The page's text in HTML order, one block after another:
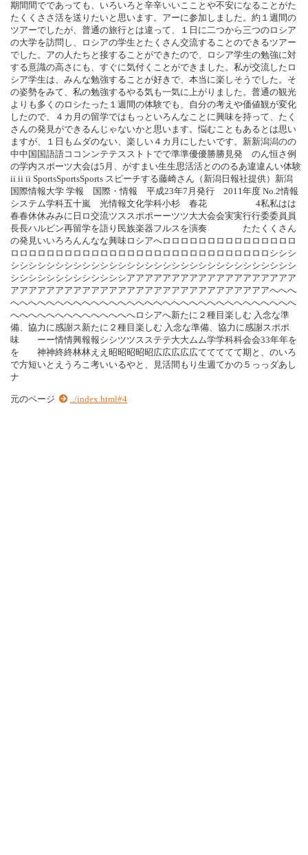
期間間でであっても、いろいろと辛辛いいこことや不安になることがた
たくくささ活を送りたいと思います。アーに参加しました。約１週間の
ツアーでしたが、普通の旅行とは違って、１日に二つから三つのロシア
の大学を訪問し、ロシアの学生とたくさん交流することのできるツアー
でした。アの人たちと接することができたので、ロシア学生の勉強に対
する意識の高さにも、すぐに気付くことができました。私が交流したロ
シア学生は、みんな勉強することが好きで、本当に楽しそうでした。そ
の姿勢をみて、私の勉強するやる気も一気に上がりました。普通の観光
よりも多くのロシたった１週間の体験でも、自分の考えや価値観が変化
したので、４カ月の留学ではもっといろんなことに興味を持って、たく
さんの発見ができるんじゃないかと思います。悩むこともあるとは思い
ますが、１日もムダのない、楽しい４カ月にしたいです。新新潟潟のの
中中国国語語ココンンテテスストトでで準準優優勝勝見発 のん恒さ例
の学内スポーツ大会は5月、がすまい生生思活活とののるあ違違んい体験
ii ii ii SportsSportsSports スピーチする藤崎さん（新潟日報社提供）新潟
国際情報大学 学報 国際・情報 平成23年7月発行 2011年度 No.2情報
システム学科五十嵐 光情報文化学科小杉 春花 4私私はは
春春休休みみに日ロ交流ツススポポーーツツ大大会会実実行行委委員員
長長ハルビン再留学を語り民族楽器フルスを演奏 たたくくさん
の発見いいろろんんなな興味ロシアへロロロロロロロロロロロロロロロ
ロロロロロロロロロロロロロロロロロロロロロロロロロロロロロシシシ
シシシシシシシシシシシシシシシシシシシシシシシシシシシシシシシシ
シシシシシシシシシシシシシアアアアアアアアアアアアアアアアアアア
アアアアアアアアアアアアアアアアアアアアアアアアアアアアアへへへ
へへへへへへへへへへへへへへへへへへへへへへへへへへへへへへへへ
へへへへへへへへへへへへへへロシアへ新たに２種目楽しむ 入念な準
備、協力に感謝ス新たに２種目楽しむ 入念な準備、協力に感謝スポポ
味 ーー情情興報報シシツツスステテ大大ムム学学科科会会33年年を
を 神神終終林林ええ昭昭昭昭昭広広広広広ててててて期と、のいろ
で方短いとえうろこ考いいるやと、見活間もり生週てかの５っっダあし
ナ
元のページ ../index.html#4